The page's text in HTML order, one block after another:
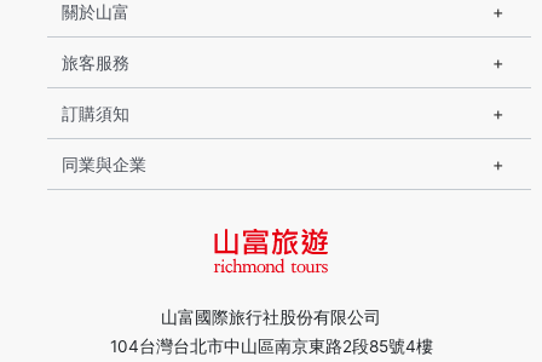
山富國際旅行社股份有限公司
104台灣台北市中山區南京東路2段85號4樓
關於山富
旅客服務
訂購須知
同業與企業